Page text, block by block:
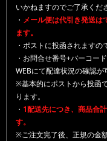
いかねますのでご了承くだ
・ メール便は代引き発送は
ます。
・ポストに投函されますの
・お問合せ番号+バーコー
WEBにて配達状況の確認が
※基本的にポストから投函
ります。
・ 1配送先につき、商品合
す。
※ご注文完了後、正規の金